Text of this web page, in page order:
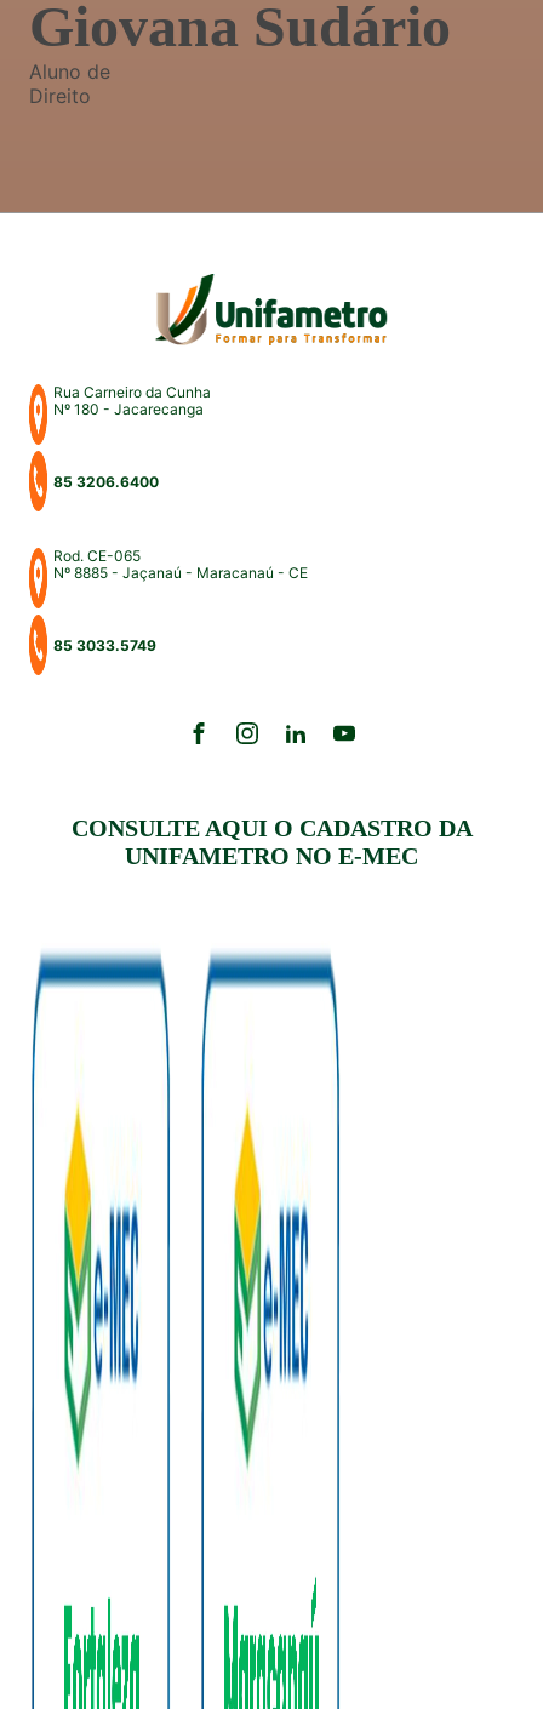
Giovana Sudário
Aluno de
Direito
Rua Carneiro da Cunha
Nº 180 - Jacarecanga
85 3206.6400
Rod. CE-065
Nº 8885 - Jaçanaú - Maracanaú - CE
85 3033.5749
CONSULTE AQUI O CADASTRO DA
UNIFAMETRO NO E-MEC